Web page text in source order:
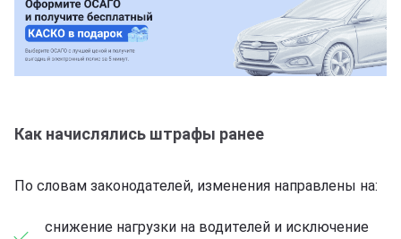
Как начислялись штрафы ранее
По словам законодателей, изменения направлены на:
снижение нагрузки на водителей и исключение